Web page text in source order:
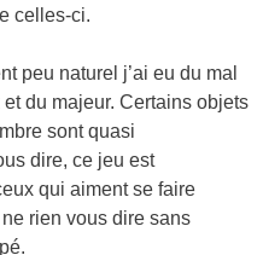
celles-ci.
peu naturel j’ai eu du mal
du majeur. Certains objets
sont quasi
dire, ce jeu est
qui aiment se faire
rien vous dire sans